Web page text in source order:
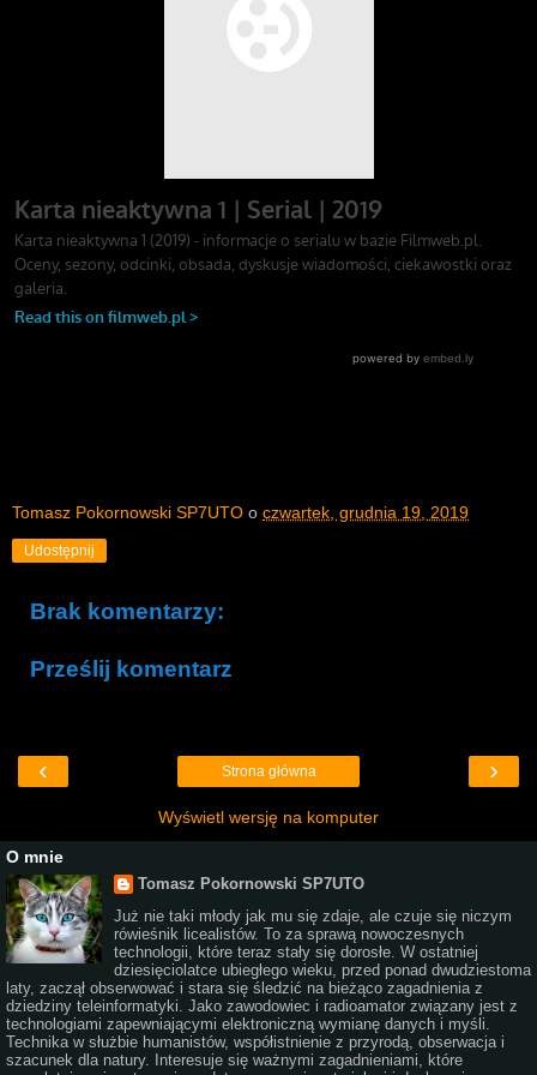
Tomasz Pokornowski SP7UTO o czwartek, grudnia 19, 2019
Udostępnij
Brak komentarzy:
Prześlij komentarz
‹ ›
Strona główna
Wyświetl wersję na komputer
O mnie
Tomasz Pokornowski SP7UTO
Już nie taki młody jak mu się zdaje, ale czuje się niczym
rówieśnik licealistów. To za sprawą nowoczesnych
technologii, które teraz stały się dorosłe. W ostatniej
dziesięciolatce ubiegłego wieku, przed ponad dwudziestoma
laty, zaczął obserwować i stara się śledzić na bieżąco zagadnienia z
dziedziny teleinformatyki. Jako zawodowiec i radioamator związany jest z
technologiami zapewniającymi elektroniczną wymianę danych i myśli.
Technika w służbie humanistów, współistnienie z przyrodą, obserwacja i
szacunek dla natury. Interesuje się ważnymi zagadnieniami, które